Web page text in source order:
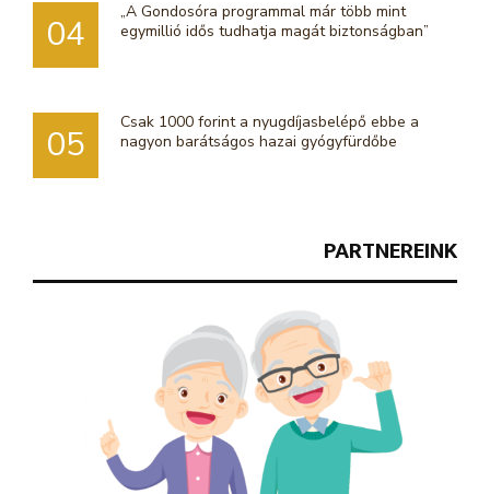
PARTNEREINK
04
„A Gondosóra programmal már több mint
egymillió idős tudhatja magát biztonságban”
05
Csak 1000 forint a nyugdíjasbelépő ebbe a
nagyon barátságos hazai gyógyfürdőbe